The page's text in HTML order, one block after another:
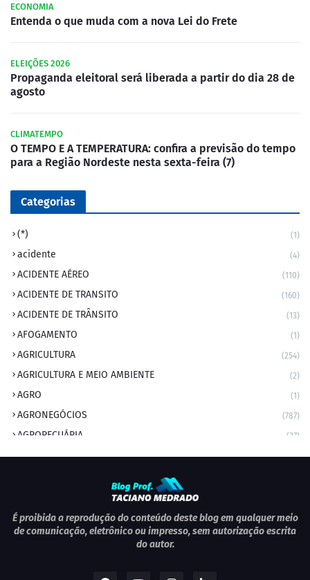
ECONOMIA
Entenda o que muda com a nova Lei do Frete
ELEIÇÕES 2026
Propaganda eleitoral será liberada a partir do dia 28 de
agosto
CLIMATEMPO
O TEMPO E A TEMPERATURA: confira a previsão do tempo
para a Região Nordeste nesta sexta-feira (7)
Categorias
(*) (1)
acidente (4)
ACIDENTE AÉREO (110)
ACIDENTE DE TRANSITO (160)
ACIDENTE DE TRÂNSITO (13)
AFOGAMENTO (1)
AGRICULTURA (254)
AGRICULTURA E MEIO AMBIENTE (2)
AGRO (1)
AGRONEGÓCIOS (787)
AGROPECUÁRIA (37)
AMBIENTE (9)
ANIVERSÁRIO DA CIDADE
ANIVERSÁRIOS (1)
APEXBRASIL (1)
É proibida a reprodução do conteúdo deste blog em qualquer meio
de comunicação, eletrônico ou impresso, sem autorização escrita
do autor.